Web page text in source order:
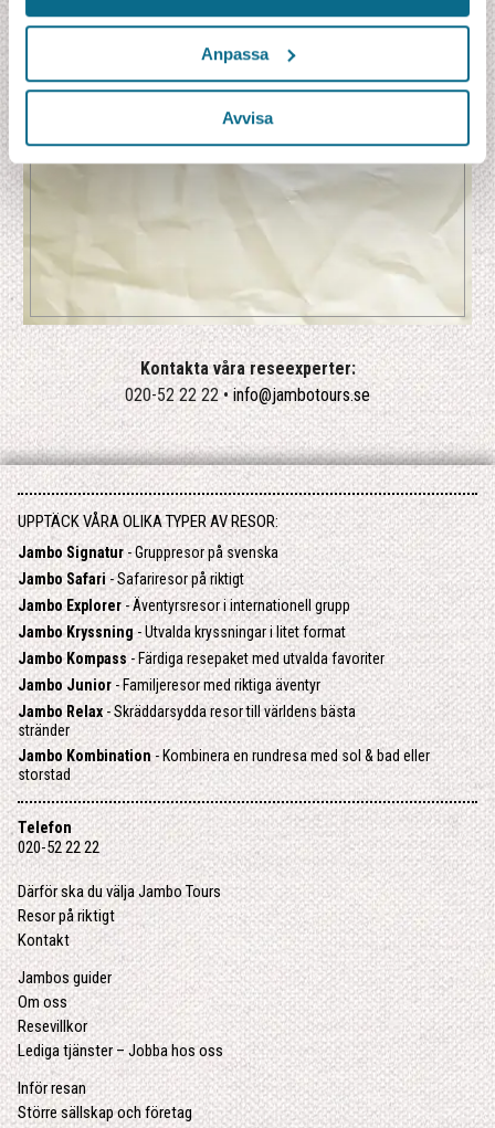
Anpassa
Avvisa
Kontakta våra reseexperter:
020-52 22 22 •info@jambotours.se
UPPTÄCK VÅRA OLIKA TYPER AV RESOR:
Jambo Signatur- Gruppresor på svenska
Jambo Safari- Safariresor på riktigt
Jambo Explorer- Äventyrsresor i internationell grupp
Jambo Kryssning- Utvalda kryssningar i litet format
Jambo Kompass- Färdiga resepaket med utvalda favoriter
Jambo Junior - Familjeresor med riktiga äventyr
Jambo Relax- Skräddarsydda resor till världens bästa
stränder
Jambo Kombination- Kombinera en rundresa med sol & bad eller
storstad
Telefon
020-52 22 22
Därför ska du välja Jambo Tours
Resor på riktigt
Kontakt
Jambos guider
Om oss
Resevillkor
Lediga tjänster – Jobba hos oss
Inför resan
Större sällskap och företag